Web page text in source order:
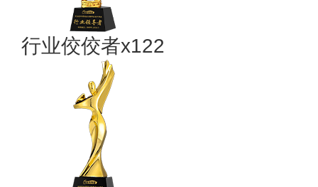
行业佼佼者x122